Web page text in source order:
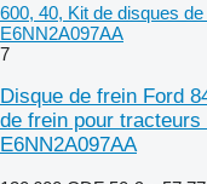
600, 40, Kit de disques
E6NN2A097AA
7
Disque de frein Ford
de frein pour
E6NN2A097AA